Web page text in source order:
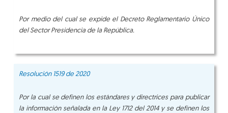
Por medio del cual se expide el Decreto Reglamentario Único
del Sector Presidencia de la República.
Resolución 1519 de 2020
Por la cual se definen los estándares y directrices para publicar
la información señalada en la Ley 1712 del 2014 y se definen los